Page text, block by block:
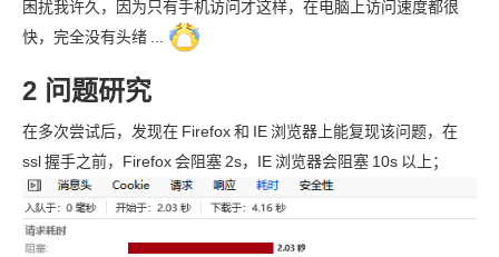
困扰我许久，因为只有手机访问才这样，在电脑上访问速度都很
快，完全没有头绪
2 问题研究
在多次尝试后，发现在 Firefox和 IE浏览器上能复现该问题，在
ssl握手之前，Firefox会阻塞 2s，IE浏览器会阻塞 10s 以上；